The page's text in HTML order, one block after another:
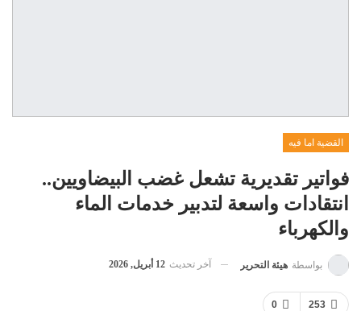
القضية اما فيه
فواتير تقديرية تشعل غضب البيضاويين..
انتقادات واسعة لتدبير خدمات الماء
والكهرباء
بواسطة هيئة التحرير آخر تحديث 12 أبريل, 2026
0 253